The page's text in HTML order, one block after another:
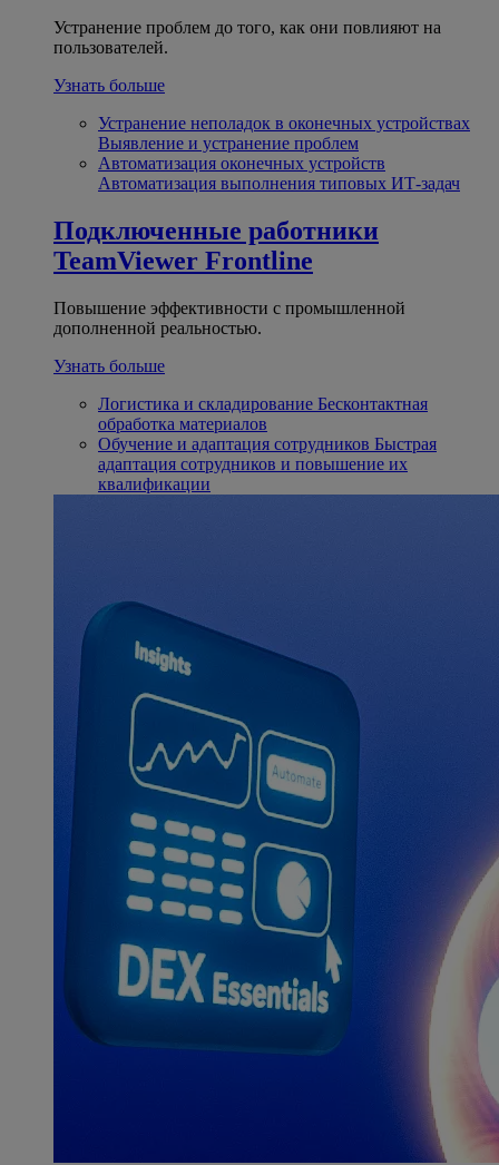
Устранение проблем до того, как они повлияют на
пользователей.
Узнать больше
Устранение неполадок в оконечных устройствах
Выявление и устранение проблем
Автоматизация оконечных устройств
Автоматизация выполнения типовых ИТ-задач
Подключенные работники
TeamViewer Frontline
Повышение эффективности с промышленной
дополненной реальностью.
Узнать больше
Логистика и складирование Бесконтактная
обработка материалов
Обучение и адаптация сотрудников Быстрая
адаптация сотрудников и повышение их
квалификации